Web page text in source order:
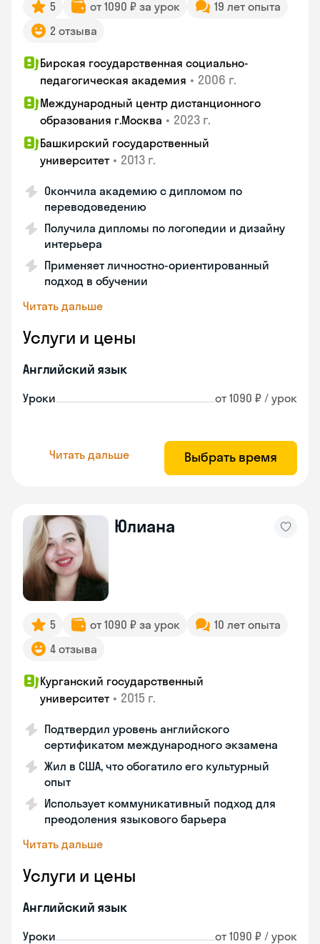
5 от 1090 ₽ за урок
19 лет опыта
2 отзыва
Бирская государственная социально-
педагогическая академия • 2006 г.
Международный центр дистанционного
образования г.Москва • 2023 г.
Башкирский государственный
университет • 2013 г.
Окончила академию с дипломом по
переводоведению
Получила дипломы по логопедии и дизайну
интерьера
Применяет личностно-ориентированный
подход в обучении
Читать дальше
Услуги и цены
Английский язык
Уроки от 1090 ₽ / урок
Читать дальше Выбрать время
Юлиана
5 от 1090 ₽ за урок
10 лет опыта
4 отзыва
Курганский государственный
университет • 2015 г.
Подтвердил уровень английского
сертификатом международного экзамена
Жил в США, что обогатило его культурный
опыт
Использует коммуникативный подход для
преодоления языкового барьера
Читать дальше
Услуги и цены
Английский язык
Уроки от 1090 ₽ / урок